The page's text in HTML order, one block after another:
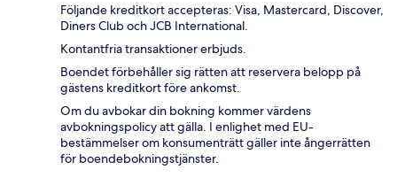
Följande kreditkort accepteras: Visa, Mastercard, Discover,
Diners Club och JCB International.
Kontantfria transaktioner erbjuds.
Boendet förbehåller sig rätten att reservera belopp på
gästens kreditkort före ankomst.
Om du avbokar din bokning kommer värdens
avbokningspolicy att gälla. I enlighet med EU-
bestämmelser om konsumenträtt gäller inte ångerrätten
för boendebokningstjänster.